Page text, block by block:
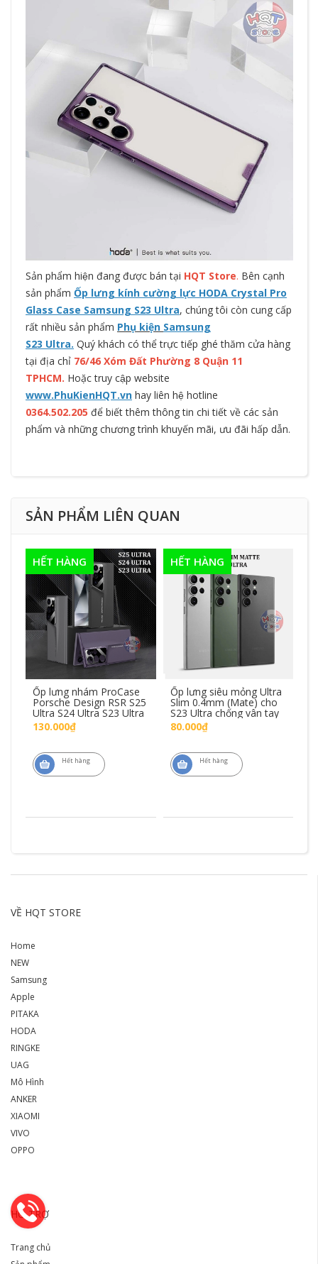
Sản phẩm hiện đang được bán tại HQT Store. Bên cạnh
sản phẩm Ốp lưng kính cường lực HODA Crystal Pro
Glass Case Samsung S23 Ultra, chúng tôi còn cung cấp
rất nhiều sản phẩm Phụ kiện Samsung
S23 Ultra. Quý khách có thể trực tiếp ghé thăm cửa hàng
tại địa chỉ 76/46 Xóm Đất Phường 8 Quận 11
TPHCM. Hoặc truy cập website
www.PhuKienHQT.vn hay liên hệ hotline
0364.502.205 để biết thêm thông tin chi tiết về các sản
phẩm và những chương trình khuyến mãi, ưu đãi hấp dẫn.
SẢN PHẨM LIÊN QUAN
HẾT HÀNG
Ốp lưng nhám ProCase
Porsche Design RSR S25
Ultra S24 Ultra S23 Ultra
130.000₫
Hết hàng
HẾT HÀNG
Ốp lưng siêu mỏng Ultra
Slim 0.4mm (Mate) cho
S23 Ultra chống vân tay
80.000₫
Hết hàng
VỀ HQT STORE
Home
NEW
Samsung
Apple
PITAKA
HODA
RINGKE
UAG
Mô Hình
ANKER
XIAOMI
VIVO
OPPO
HỖ TRỢ
Trang chủ